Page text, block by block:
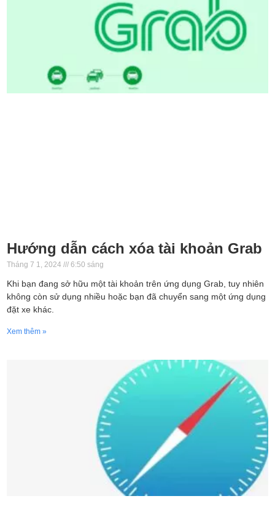
Hướng dẫn cách xóa tài khoản Grab
Tháng 7 1, 2024 6:50 sáng
Khi bạn đang sở hữu một tài khoản trên ứng dụng Grab, tuy nhiên
không còn sử dụng nhiều hoặc bạn đã chuyển sang một ứng dụng
đặt xe khác.
Xem thêm »